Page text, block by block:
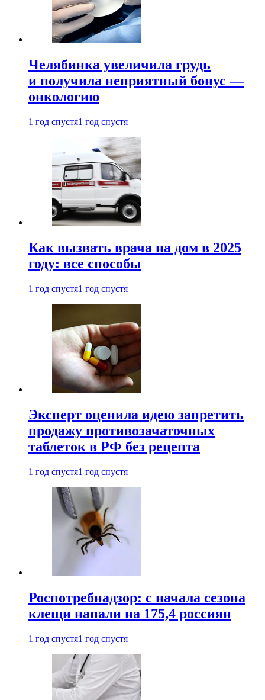
Челябинка увеличила грудь
и получила неприятный бонус —
онкологию
1 год спустя1 год спустя
Как вызвать врача на дом в 2025
году: все способы
1 год спустя1 год спустя
Эксперт оценила идею запретить
продажу противозачаточных
таблеток в РФ без рецепта
1 год спустя1 год спустя
Роспотребнадзор: с начала сезона
клещи напали на 175,4 россиян
1 год спустя1 год спустя